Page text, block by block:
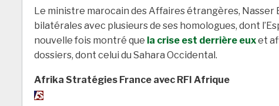
Le ministre marocain des Affaires étrangères,
bilatérales avec plusieurs de ses homologues, dont
nouvelle fois montré que la crise est derrière euxet
dossiers, dont celui du Sahara Occidental.
Afrika Stratégies France avec RFI Afrique